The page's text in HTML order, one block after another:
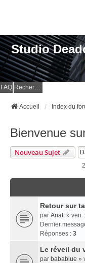
Studio
FAQ Rechercher
Accueil Index du
Bienvenue
Nouveau Sujet
Retour sur
par Anatt» ven.
Dernier
Réponses : 3
Le réveil du
par babablue »